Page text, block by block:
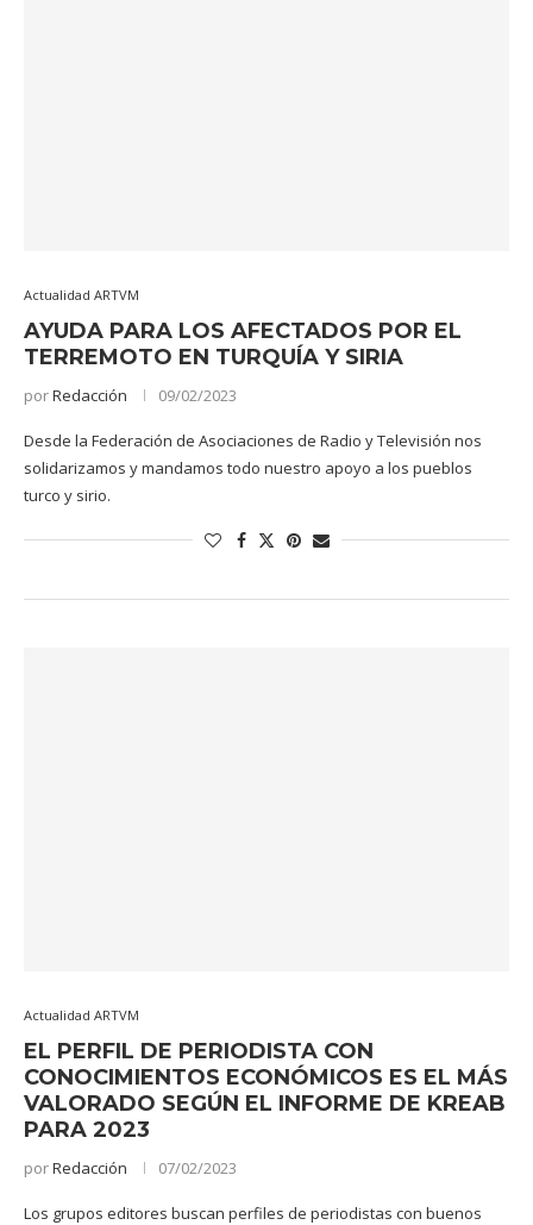
Actualidad ARTVM
AYUDA PARA LOS AFECTADOS POR EL
TERREMOTO EN TURQUÍA Y SIRIA
porRedacción 09/02/2023
Desde la Federación de Asociaciones de Radio y Televisión nos
solidarizamos y mandamos todo nuestro apoyo a los pueblos
turco y sirio.
Actualidad ARTVM
EL PERFIL DE PERIODISTA CON
CONOCIMIENTOS ECONÓMICOS ES EL MÁS
VALORADO SEGÚN EL INFORME DE KREAB
PARA 2023
porRedacción 07/02/2023
Los grupos editores buscan perfiles de periodistas con buenos